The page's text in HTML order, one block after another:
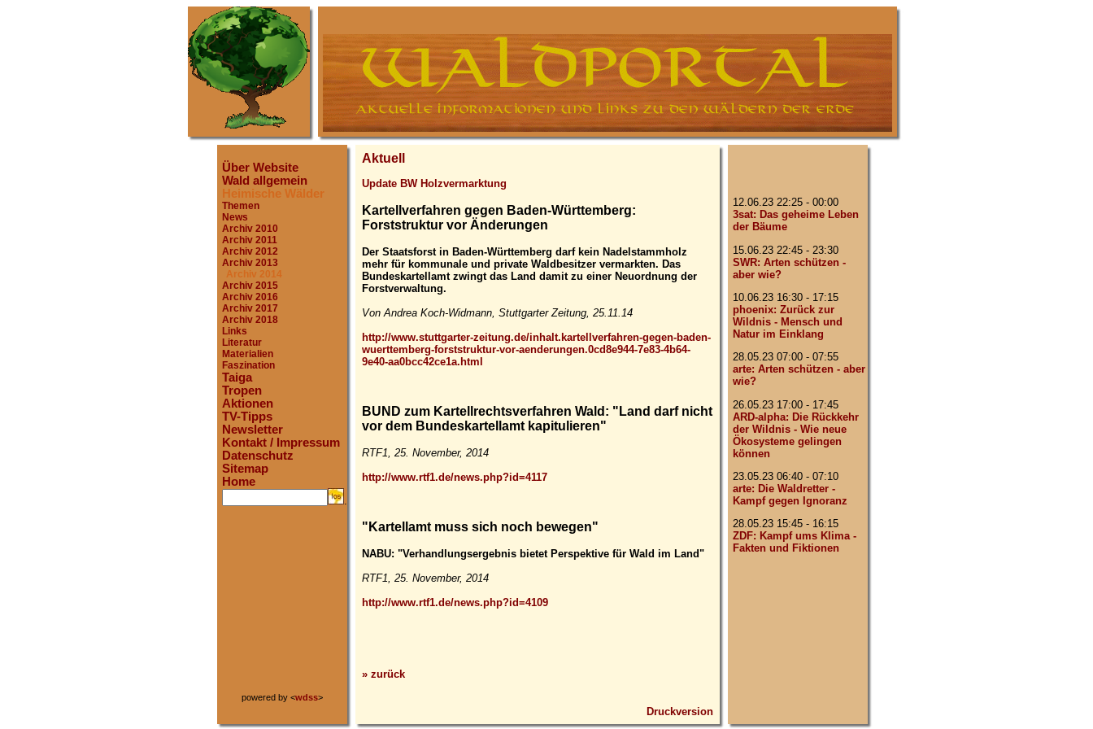
Über Website
Wald allgemein
Heimische Wälder
Themen
News
Archiv 2010
Archiv 2011
Archiv 2012
Archiv 2013
Archiv 2014
Archiv 2015
Archiv 2016
Archiv 2017
Archiv 2018
Links
Literatur
Materialien
Faszination
Taiga
Tropen
Aktionen
TV-Tipps
Newsletter
Kontakt / Impressum
Datenschutz
Sitemap
Home
.
powered by <wdss>
Aktuell
Update BW Holzvermarktung
Kartellverfahren gegen Baden-Württemberg:
Forststruktur vor Änderungen
Der Staatsforst in Baden-Württemberg darf kein Nadelstammholz
mehr für kommunale und private Waldbesitzer vermarkten. Das
Bundeskartellamt zwingt das Land damit zu einer Neuordnung der
Forstverwaltung.
Von Andrea Koch-Widmann, Stuttgarter Zeitung, 25.11.14
http://www.stuttgarter-zeitung.de/inhalt.kartellverfahren-gegen-baden-
wuerttemberg-forststruktur-vor-aenderungen.0cd8e944-7e83-4b64-
9e40-aa0bcc42ce1a.html
BUND zum Kartellrechtsverfahren Wald: "Land darf nicht
vor dem Bundeskartellamt kapitulieren"
RTF1, 25. November, 2014
http://www.rtf1.de/news.php?id=4117
"Kartellamt muss sich noch bewegen"
NABU: "Verhandlungsergebnis bietet Perspektive für Wald im Land"
RTF1, 25. November, 2014
http://www.rtf1.de/news.php?id=4109
» zurück
Druckversion
12.06.23 22:25 - 00:00
3sat: Das geheime Leben
der Bäume
15.06.23 22:45 - 23:30
SWR: Arten schützen -
aber wie?
10.06.23 16:30 - 17:15
phoenix: Zurück zur
Wildnis - Mensch und
Natur im Einklang
28.05.23 07:00 - 07:55
arte: Arten schützen - aber
wie?
26.05.23 17:00 - 17:45
ARD-alpha: Die Rückkehr
der Wildnis - Wie neue
Ökosysteme gelingen
können
23.05.23 06:40 - 07:10
arte: Die Waldretter -
Kampf gegen Ignoranz
28.05.23 15:45 - 16:15
ZDF: Kampf ums Klima -
Fakten und Fiktionen